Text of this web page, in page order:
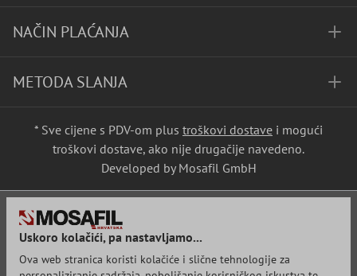
NAČIN PLAĆANJA
METODA SLANJA
* Sve cijene s PDV-om plus troškovi dostave i mogući
troškovi dostave, ako nije drugačije navedeno.
Developed by Mosafil GmbH
Uskoro kolačići, pa nastavljamo...
Ova web stranica koristi kolačiće i slične tehnologije za